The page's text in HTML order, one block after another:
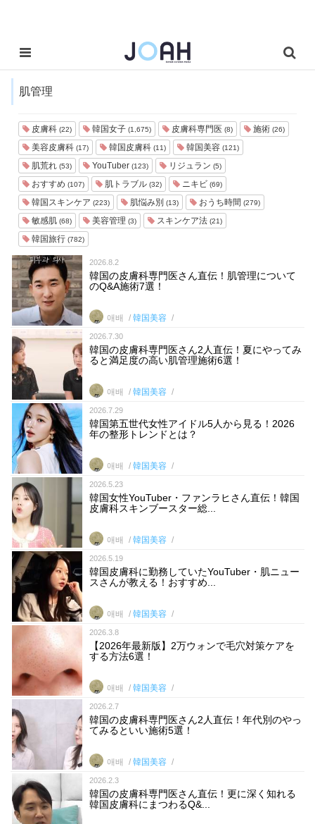
肌管理
皮膚科 (22) 韓国女子 (1,675) 皮膚科専門医 (8) 施術 (26)
美容皮膚科 (17) 韓国皮膚科 (11) 韓国美容 (121)
肌荒れ (53) YouTuber (123) リジュラン (5)
おすすめ (107) 肌トラブル (32) ニキビ (69)
韓国スキンケア (223) 肌悩み別 (13) おうち時間 (279)
敏感肌 (68) 美容管理 (3) スキンケア法 (21)
韓国旅行 (782)
2026.8.2
韓国の皮膚科専門医さん直伝！肌管理について
のQ&A施術7選！
애배 韓国美容
2026.7.30
韓国の皮膚科専門医さん2人直伝！夏にやってみ
ると満足度の高い肌管理施術6選！
애배 韓国美容
2026.7.29
韓国第五世代女性アイドル5人から見る！2026
年の整形トレンドとは？
애배 韓国美容
2026.5.23
韓国女性YouTuber・ファンラヒさん直伝！韓国
皮膚科スキンブースター総...
애배 韓国美容
2026.5.19
韓国皮膚科に勤務していたYouTuber・肌ニュー
スさんが教える！おすすめ...
애배 韓国美容
2026.3.8
【2026年最新版】2万ウォンで毛穴対策ケアを
する方法6選！
애배 韓国美容
2026.2.7
韓国の皮膚科専門医さん2人直伝！年代別のやっ
てみるといい施術5選！
애배 韓国美容
2026.2.3
韓国の皮膚科専門医さん直伝！更に深く知れる
韓国皮膚科にまつわるQ&...